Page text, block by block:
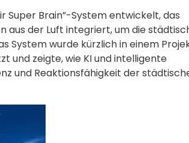
Super Brain”-System entwickelt, das
aus der Luft integriert, um die
System wurde kürzlich in einem
und zeigte, wie KI und intelligente
und Reaktionsfähigkeit der